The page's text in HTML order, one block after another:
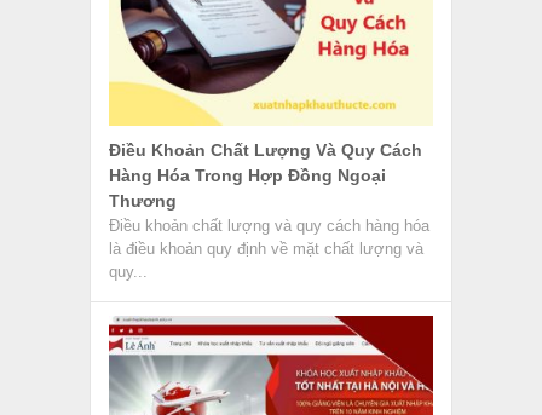
Điều Khoản Chất Lượng Và Quy Cách
Hàng Hóa Trong Hợp Đồng Ngoại
Thương
Điều khoản chất lượng và quy cách hàng hóa
là điều khoản quy định về mặt chất lượng và
quy...